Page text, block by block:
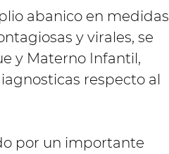
abanico en medidas
y virales, se
y Materno Infantil,
respecto al
por un importante